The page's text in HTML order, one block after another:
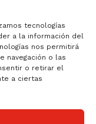
tecnologías
a la información del
nos permitirá
navegación o las
o retirar el
a ciertas